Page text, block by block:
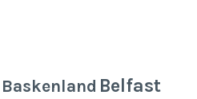
Baskenland Belfast